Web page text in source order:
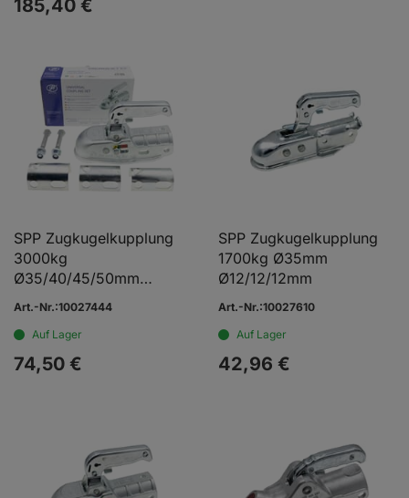
185,40 €
SPP Zugkugelkupplung
3000kg
Ø35/40/45/50mm
Ø12/12/12mm
Art.-Nr.:10027444
Auf Lager
74,50 €
SPP Zugkugelkupplung
1700kg Ø35mm
Ø12/12/12mm
Art.-Nr.:10027610
Auf Lager
42,96 €